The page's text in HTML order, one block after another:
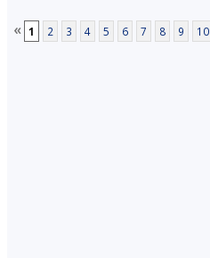
« 1 2 3 4 5 6 7 8 9 10